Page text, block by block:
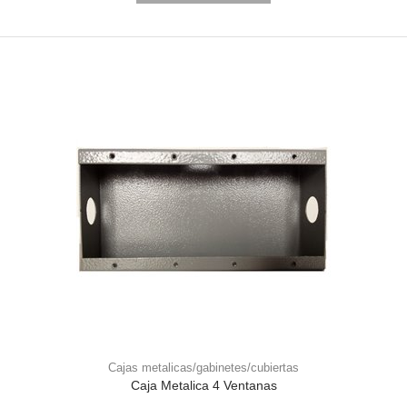
Cajas metalicas/gabinetes/cubiertas
Caja Metalica 4 Ventanas